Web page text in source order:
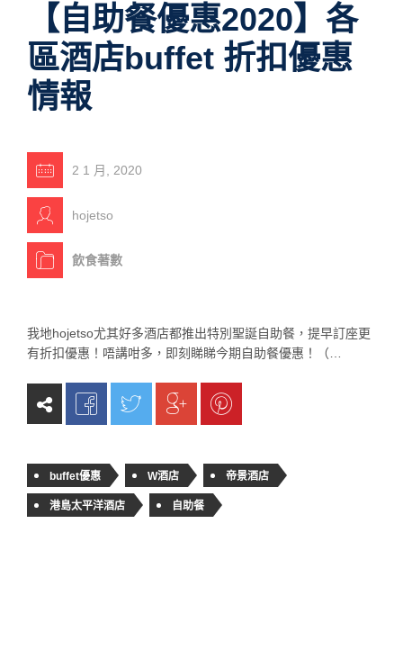
【自助餐優惠2020】各
區酒店buffet 折扣優惠
情報
2 1 月, 2020
hojetso
飲食著數
我地hojetso尤其好多酒店都推出特別聖誕自助餐，提早訂座更
有折扣優惠！唔講咁多，即刻睇睇今期自助餐優惠！（…
buffet優惠 W酒店 帝景酒店
港島太平洋酒店 自助餐